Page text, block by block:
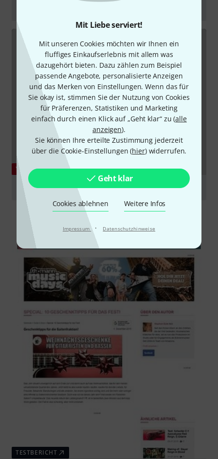
Mit Liebe serviert!
Mit unseren Cookies möchten wir Ihnen ein
fluffiges Einkaufserlebnis mit allem was
dazugehört bieten. Dazu zählen zum Beispiel
passende Angebote, personalisierte Anzeigen
und das Merken von Einstellungen. Wenn das für
Sie okay ist, stimmen Sie der Nutzung von Cookies
für Präferenzen, Statistiken und Marketing
einfach durch einen Klick auf „Geht klar“ zu (alle
anzeigen).
Sie können Ihre erteilte Zustimmung jederzeit
über die Cookie-Einstellungen (hier) widerrufen.
Geht klar
Cookies ablehnen Weitere Infos
Impressum · Datenschutzhinweise
abspielen
YOUTUBE
iRig 2 - guitar interface for iPhone, Android and Mac
TESTBERICHT